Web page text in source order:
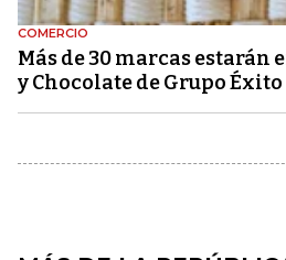
COMERCIO
Más de 30 marcas estarán
y Chocolate de Grupo Éxito